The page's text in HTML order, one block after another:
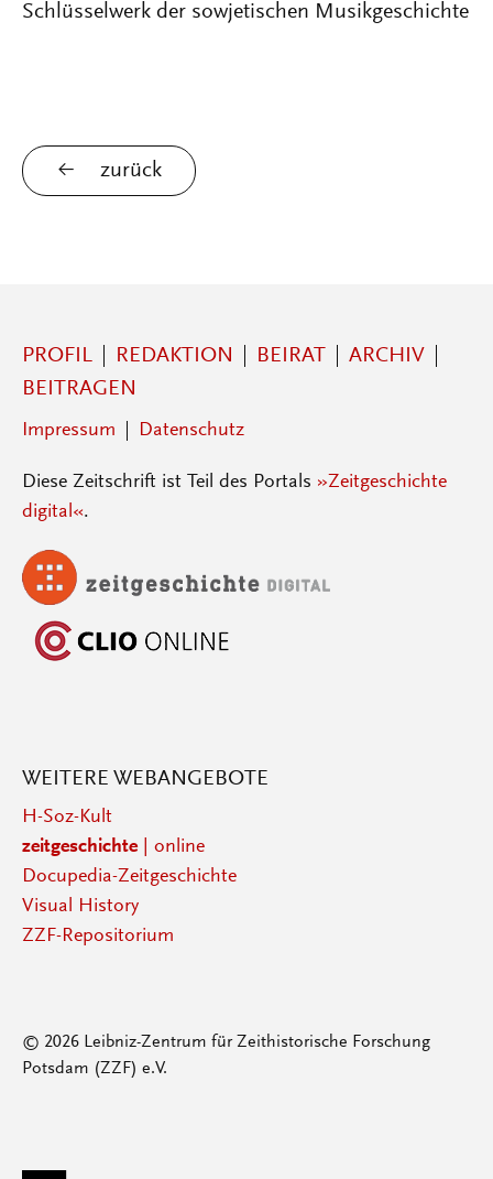
Schlüsselwerk der sowjetischen Musikgeschichte
zurück
PROFIL REDAKTION BEIRAT
ARCHIV
BEITRAGEN
Impressum Datenschutz
Diese Zeitschrift ist Teil des Portals »Zeitgeschichte
digital«.
WEITERE WEBANGEBOTE
H-Soz-Kult
zeitgeschichte| online
Docupedia-Zeitgeschichte
Visual History
ZZF-Repositorium
© 2026 Leibniz-Zentrum für Zeithistorische Forschung
Potsdam (ZZF) e.V.